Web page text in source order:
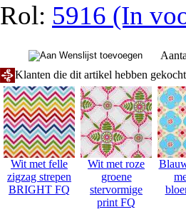
Rol: 5916 (In
Klanten die dit artikel hebben
Wit met felle
zigzag strepen
BRIGHT FQ
Wit met roze
groene
stervormige
print FQ